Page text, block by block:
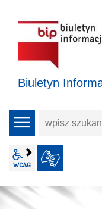
Biuletyn
menu
wpisz
frazę
wcag2.1